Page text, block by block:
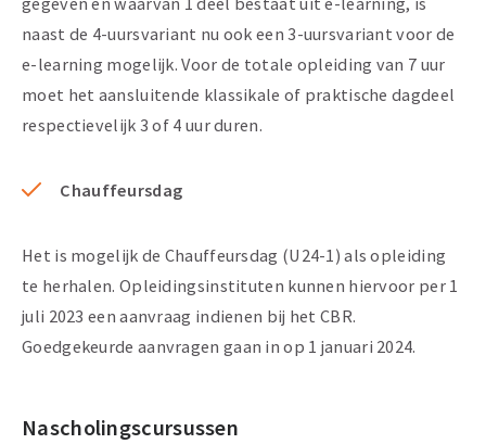
naast de 4-uursvariant nu ook een 3-uursvariant voor de
e-learning mogelijk. Voor de totale opleiding van 7 uur
moet het aansluitende klassikale of praktische dagdeel
respectievelijk 3 of 4 uur duren.
Chauffeursdag
Het is mogelijk de Chauffeursdag (U24-1) als opleiding
te herhalen. Opleidingsinstituten kunnen hiervoor per 1
juli 2023 een aanvraag indienen bij het CBR.
Goedgekeurde aanvragen gaan in op 1 januari 2024.
Nascholingscursussen